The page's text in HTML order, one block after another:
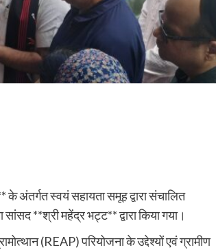
अंतर्गत स्वयं सहायता समूह द्वारा संचालित
**श्री महेंद्र भट्ट** द्वारा किया गया।
(REAP) परियोजना के उद्देश्यों एवं ग्रामीण